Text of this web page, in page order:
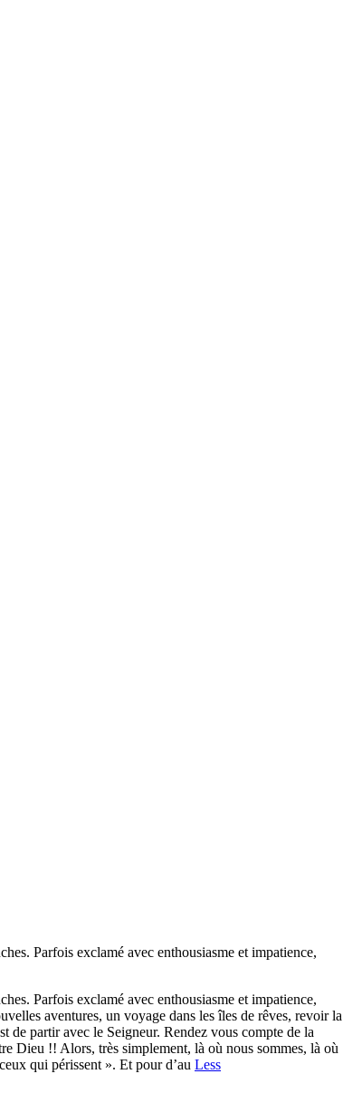
Parfois exclamé avec enthousiasme et impatience,
Parfois exclamé avec enthousiasme et impatience,
aventures, un voyage dans les îles de rêves, revoir la
de partir avec le Seigneur. Rendez vous compte de la
Dieu !! Alors, très simplement, là où nous sommes, là où
qui périssent ». Et pour d’au Less